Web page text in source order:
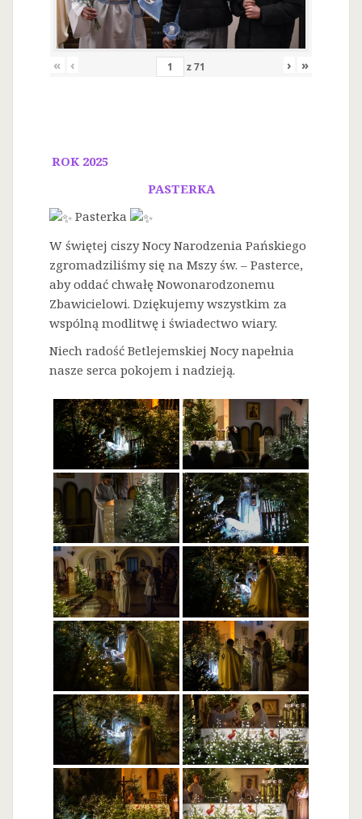
« ‹ z71 › »
ROK 2025
PASTERKA
Pasterka
W świętej ciszy Nocy Narodzenia Pańskiego
zgromadziliśmy się na Mszy św. – Pasterce,
aby oddać chwałę Nowonarodzonemu
Zbawicielowi. Dziękujemy wszystkim za
wspólną modlitwę i świadectwo wiary.
Niech radość Betlejemskiej Nocy napełnia
nasze serca pokojem i nadzieją.